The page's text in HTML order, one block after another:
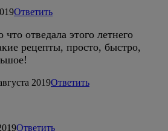
Ответить
что отведала этого летнего
рецепты, просто, быстро,
2019Ответить
Ответить